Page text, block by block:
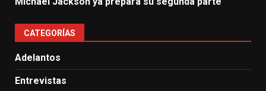
CATEGORÍAS
Adelantos
Entrevistas